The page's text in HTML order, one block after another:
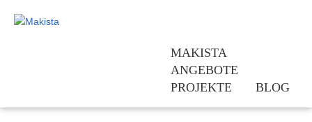
MAKISTA
Team
Kontakt
ANGEBOTE
Kinderrechte sind Jugendrechte
PROJEKTE BLOG